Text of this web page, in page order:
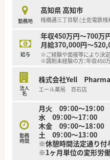
■ご入職後は店舗での実務
す。
ベテランの社員さんもお
■認定薬剤師取得サポート
す。
■1年に3回（3月、7月、11月
ネージャー・看護師・事務
専門家による接遇研修等も
■保険薬局での勤務未経験
や調剤報酬の算定方法等の
■希望制となりますが、職
のもと、4～6カ月の病院研
＜法人特徴＞
■高知県内を中心にグルー
県内・県外にて店舗を増や
勤務地
高知県 高知市
桟橋通三丁目駅 (土佐電鉄桟
給与
年収450万円～700万
月給370,000円～
※ご経験や面接等により決
※調剤未経験の方：年収450
法人
名
株式会社Yell
エール薬局 百石店
勤務
時間
月火 09：00～19：00
水 09：00～17：00
木金 09：00～18：00
土 09：00～13：00
※休憩時間法定通り付
※1ヶ月単位の変形労働